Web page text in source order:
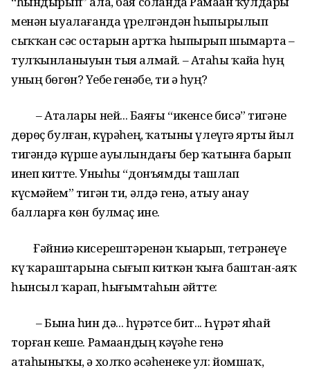
менән ыуалағанда үрелгәндән һыпырылып
сыҡҡан сәс остарын артҡа һыпырып шымарта –
тулҡынланыуын тыя алмай. – Атаһы ҡайҙа һуң
уның бөгөн? Үҙебеҙ генәбеҙ, ти ҙә һуң?
– Аталары ней... Баяғы “икенсе бисә” тигәне
дөрөҫ булған, күрәһең, ҡатыны үлеүгә ярты йыл
тигәндә күрше ауылындағы бер ҡатынға барып
инеп китте. Уныһы “донъямды ташлап
күсмәйем” тигән ти, әлдә генә, атыу анау
балларға көн булмаҫ ине.
Ғәйниә кисерештәренән ҡыҙарып, тетрәнеүе
күҙ ҡараштарына сығып киткән ҡыҙға баштан-аяҡ
һынсыл ҡарап, һығымтаһын әйтте:
– Бына һин дә... һүрәтсе бит... Һүрәт яһай
торған кеше. Рамаҙандың кәүҙәһе генә
атаһыныҡы, ә холҡо әсәһенеке ул: йомшаҡ,